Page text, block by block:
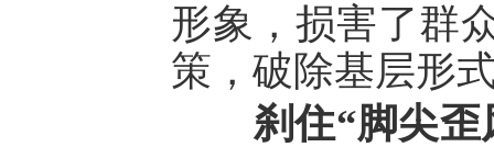
形象，损害了群
策，破除基层形
刹住“脚尖